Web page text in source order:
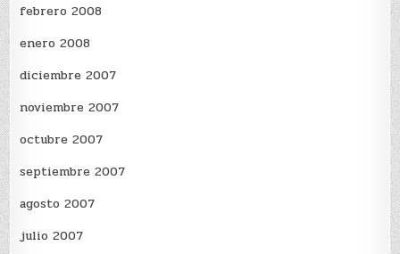
febrero 2008
enero 2008
diciembre 2007
noviembre 2007
octubre 2007
septiembre 2007
agosto 2007
julio 2007